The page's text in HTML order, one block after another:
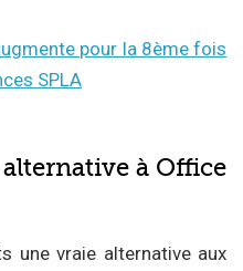
pour la 8ème fois
SPLA
à Office
une vraie alternative aux